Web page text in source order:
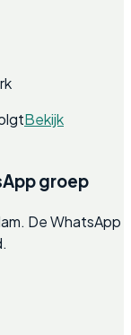
Bekijk
groep
De WhatsApp